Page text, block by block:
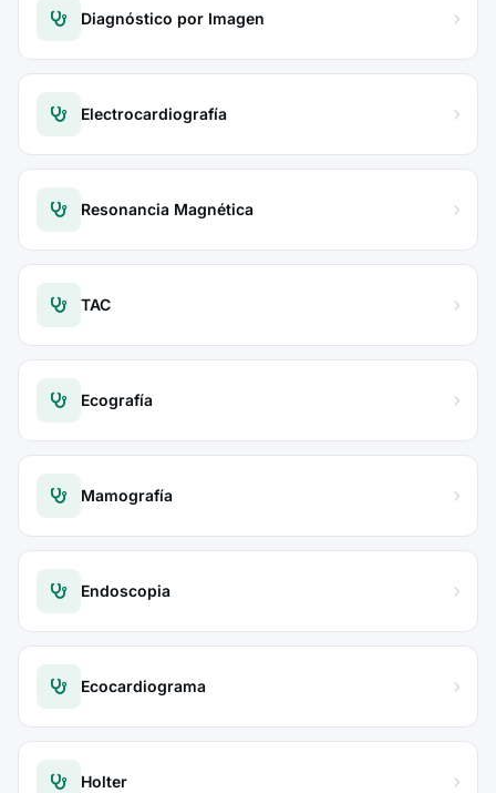
Diagnóstico por Imagen
Electrocardiografía
Resonancia Magnética
TAC
Ecografía
Mamografía
Endoscopia
Ecocardiograma
Holter